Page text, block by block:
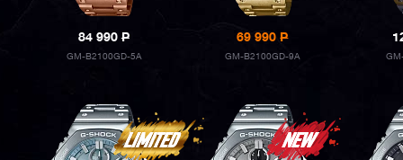
84 990P
GM-B2100GD-5A
69 990P
GM-B2100GD-9A